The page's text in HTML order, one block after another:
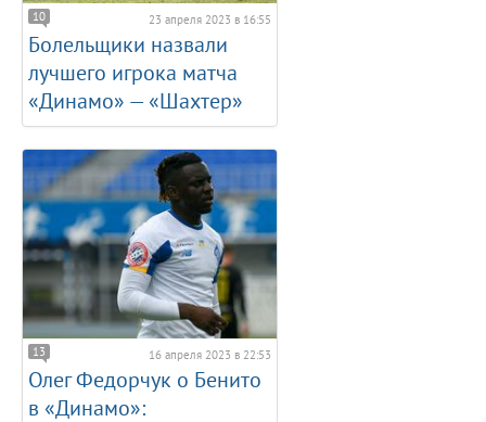
10 23 апреля 2023 в 16:55
Болельщики назвали
лучшего игрока матча
«Динамо» — «Шахтер»
13 16 апреля 2023 в 22:53
Олег Федорчук о Бенито
в «Динамо»: